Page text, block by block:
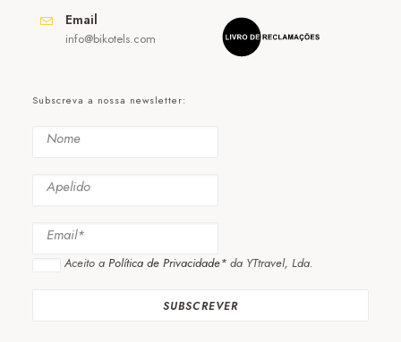
Email
info@bikotels.com
Subscreva a nossa newsletter:
Aceito a Política de Privacidade* da YTtravel, Lda.